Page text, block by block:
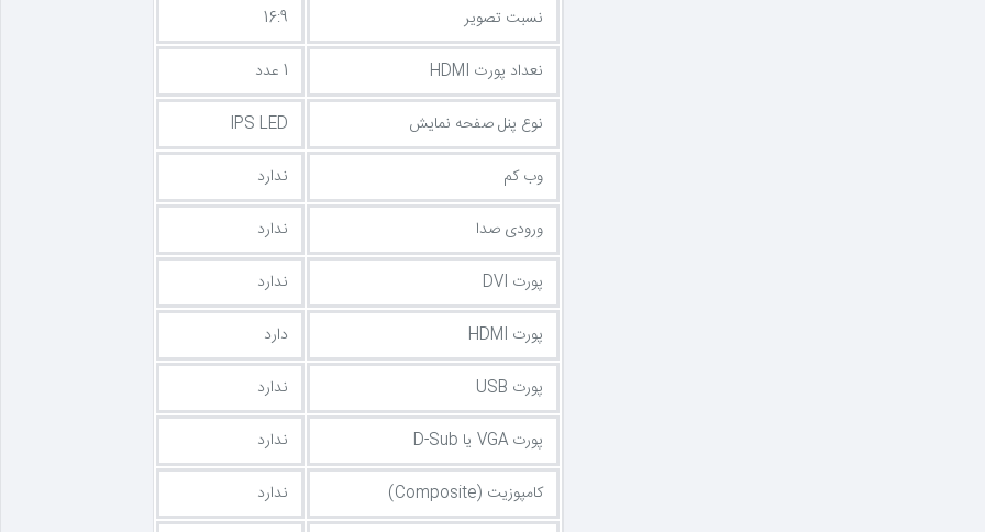
نسبت تصویر
16:9
نعداد پورت HDMI
1 عدد
نوع پنل صفحه نمایش
IPS LED
وب کم
ندارد
ورودی صدا
ندارد
پورت DVI
ندارد
پورت HDMI
دارد
پورت USB
ندارد
پورت VGA یا D-Sub
ندارد
کامپوزیت (Composite)
ندارد